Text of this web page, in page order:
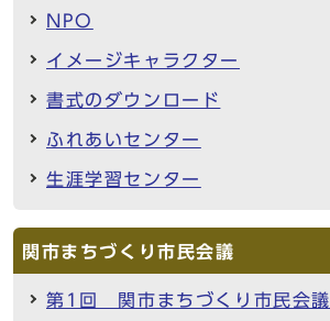
NPO
イメージキャラクター
書式のダウンロード
ふれあいセンター
生涯学習センター
関市まちづくり市民会議
第1回 関市まちづくり市民会議